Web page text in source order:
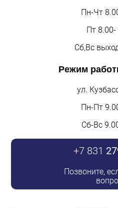
Пн-Чт
Пт 8.00-
Сб,Вс
Режим
ул.
Пн-Пт
Сб-Вс
+7 831
Позвоните,